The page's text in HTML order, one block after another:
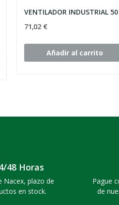
71,02 €
Añadir al carrito
48 Horas
Nacex, plazo de
en stock.
Pague
de